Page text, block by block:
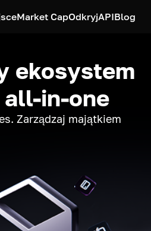
Market CapOdkryjAPIBlog
ekosystem
in-one
Zarządzaj majątkiem